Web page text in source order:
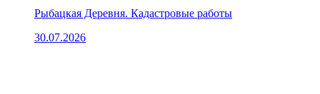
Рыбацкая Деревня. Кадастровые работы
30.07.2026